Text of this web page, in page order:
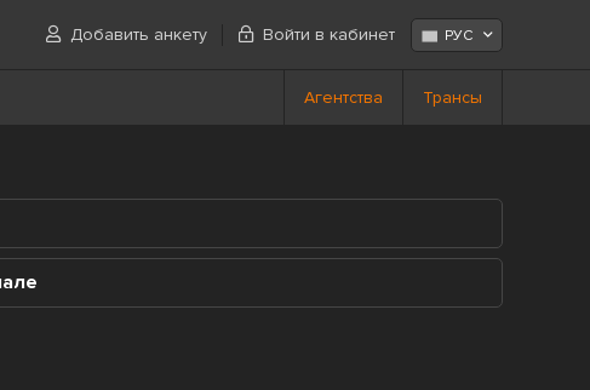
Добавить анкету Войти в кабинет РУС
Агентства Трансы